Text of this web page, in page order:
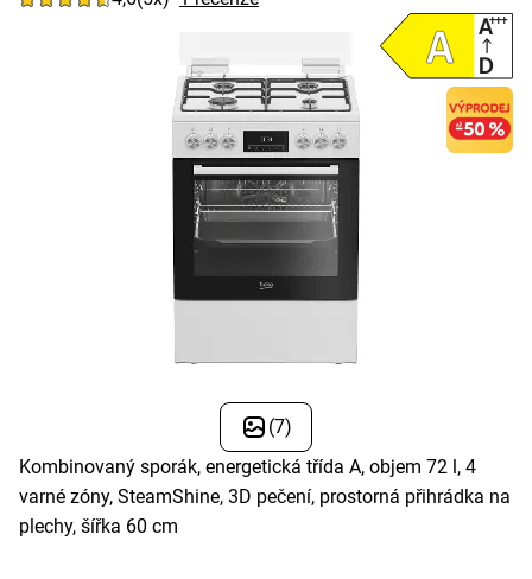
(7)
Kombinovaný sporák, energetická třída A, objem 72 l, 4
varné zóny, SteamShine, 3D pečení, prostorná přihrádka na
plechy, šířka 60 cm